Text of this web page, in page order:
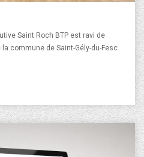
Saint Roch BTP est ravi de
commune de Saint-Gély-du-Fesc
SGBB